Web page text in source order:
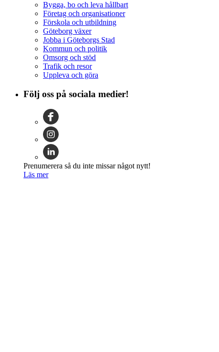
Bygga, bo och leva hållbart
Företag och organisationer
Förskola och utbildning
Göteborg växer
Jobba i Göteborgs Stad
Kommun och politik
Omsorg och stöd
Trafik och resor
Uppleva och göra
Följ oss på sociala medier!
Prenumerera så du inte missar något nytt!
Läs mer